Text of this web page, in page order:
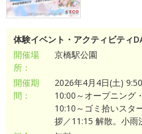
体験イベント・アクティビティ
開催場
所：
京橋駅公園
開催期
間：
2026年4月4日(土)
10:00～オープニング
10:10～ゴミ拾いスタ
拶／11:15 解散。小雨